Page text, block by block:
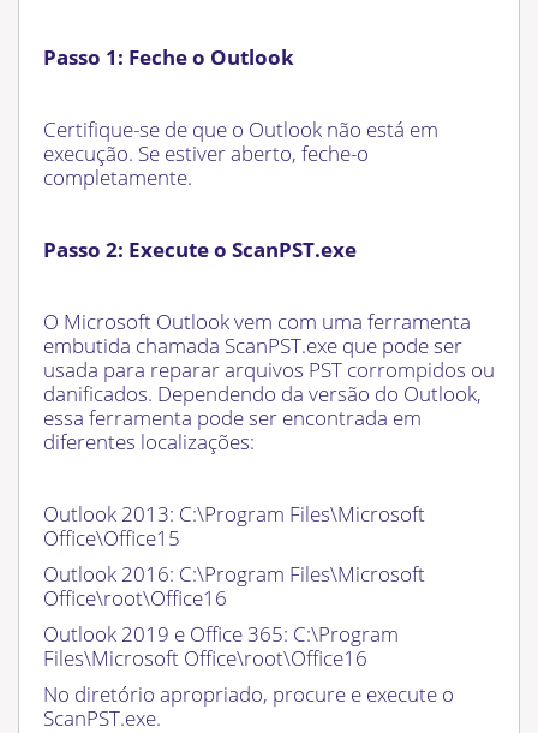
Passo 1: Feche o Outlook
Certifique-se de que o Outlook não está em
execução. Se estiver aberto, feche-o
completamente.
Passo 2: Execute o ScanPST.exe
O Microsoft Outlook vem com uma ferramenta
embutida chamada ScanPST.exe que pode ser
usada para reparar arquivos PST corrompidos ou
danificados. Dependendo da versão do Outlook,
essa ferramenta pode ser encontrada em
diferentes localizações:
Outlook 2013: C:\Program Files\Microsoft
Office\Office15
Outlook 2016: C:\Program Files\Microsoft
Office\root\Office16
Outlook 2019 e Office 365: C:\Program
Files\Microsoft Office\root\Office16
No diretório apropriado, procure e execute o
ScanPST.exe.